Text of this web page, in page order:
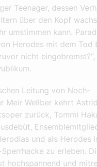
Teenager, dessen
über den Kopf
umstimmen kann.
Herodes mit dem Tod
nicht
Leitung von Noch-
Meir Wellber kehrt
zurück, Tommi
und als Herodes
zu erleben.
hochspannend und